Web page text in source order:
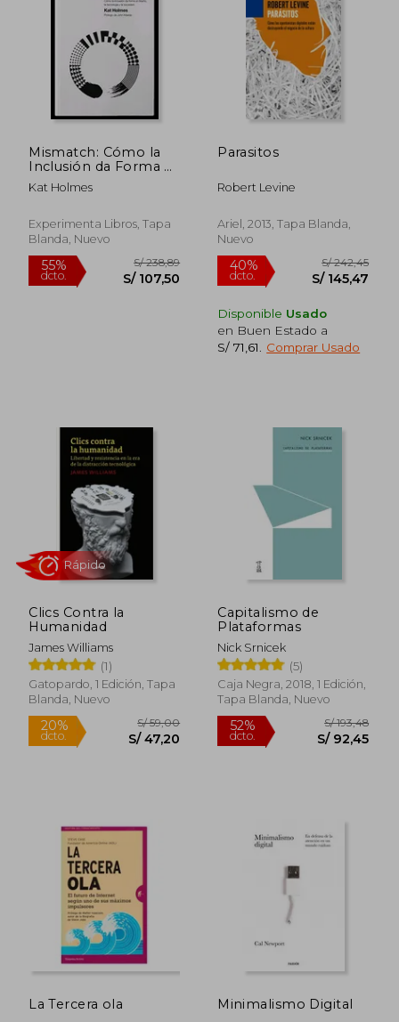
55% S/ 317,30 55%
Mismatch: Cómo la
Inclusión da Forma al
Diseño, la Tecnología
y la Sociedad
Kat Holmes
Experimenta Libros, Tapa
Blanda, Nuevo
55%
dcto.
Parasitos
Robert Levine
Ariel, 2013, Tapa Blanda,
Nuevo
40%
dcto.
Disponible Usado
en Buen Estado a
S/ 71,61
Comprar Usado
Clics Contra la
Humanidad
James Williams
(1)
Gatopardo, 1 Edición, Tapa
Blanda, Nuevo
Rápido
Capitalismo de
Plataformas
Nick Srnicek
(5)
Caja Negra, 2018, 1 Edición,
Tapa Blanda, Nuevo
La Tercera ola Minimalismo Digital